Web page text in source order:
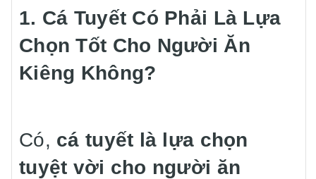
1. Cá Tuyết Có Phải Là Lựa
Chọn Tốt Cho Người Ăn
Kiêng Không?
Có, cá tuyết là lựa chọn
tuyệt vời cho người ăn